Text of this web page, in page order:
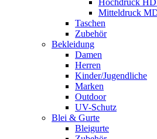
Hochdruck
Mitteldruck
Taschen
Zubehör
Bekleidung
Damen
Herren
Kinder/Jugendliche
Marken
Outdoor
UV-Schutz
Blei & Gurte
Bleigurte